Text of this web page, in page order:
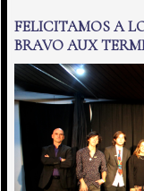
FELICITAMOS A
BRAVO AUX